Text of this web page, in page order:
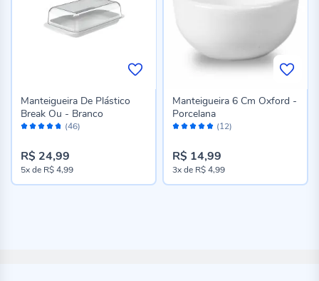
Avaliação: (46)
Manteigueira De Plástico
Break Ou - Branco
R$ 24,99
5xde R$ 4,99
Avaliação: (12)
Manteigueira 6 Cm Oxford -
Porcelana
R$ 14,99
3xde R$ 4,99